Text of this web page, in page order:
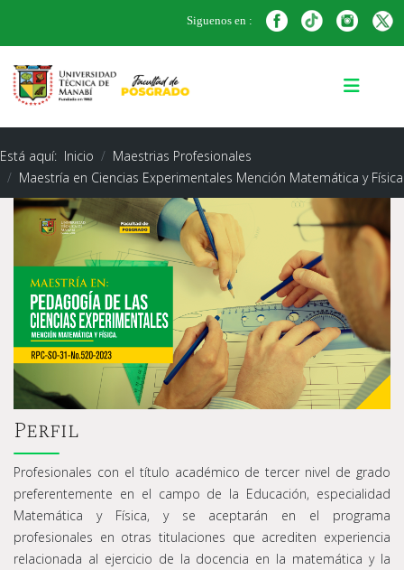
Siguenos en :
Está aquí: Inicio
Maestrias Profesionales
Maestría en Ciencias Experimentales Mención Matemática y Física
Perfil
Profesionales con el título académico de tercer nivel de grado
preferentemente en el campo de la Educación, especialidad
Matemática y Física, y se aceptarán en el programa
profesionales en otras titulaciones que acrediten experiencia
relacionada al ejercicio de la docencia en la matemática y la